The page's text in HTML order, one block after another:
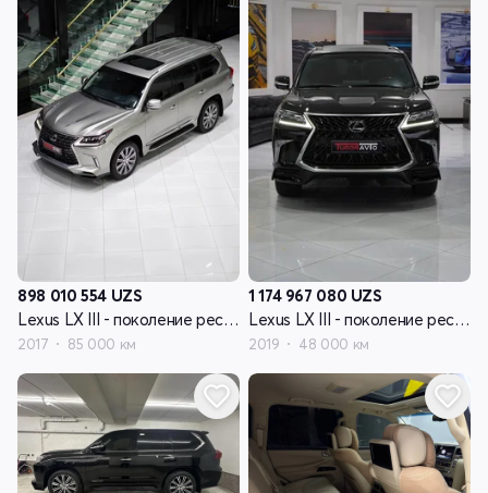
898 010 554 UZS
Lexus LX III - поколение рестайлинг II
2017 85 000 км
1 174 967 080 UZS
Lexus LX III - поколение рестайлинг II
2019 48 000 км